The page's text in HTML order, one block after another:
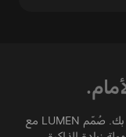
التقنية لا تتوقّف — وكذلك HYPERPC الخاص بك. صُمّم LUMEN مع